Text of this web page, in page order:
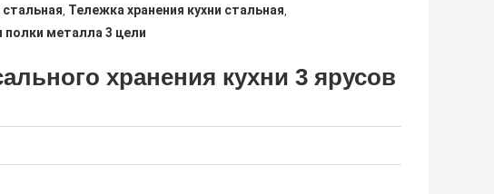
, Тележка хранения кухни стальная,
полки металла 3 цели
хранения кухни 3 ярусов